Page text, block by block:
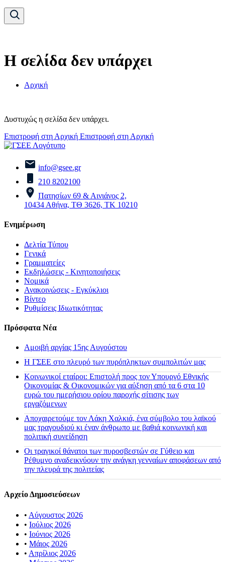
Η σελίδα δεν υπάρχει
Αρχική
Δυστυχώς η σελίδα δεν υπάρχει.
Επιστροφή στη Αρχική Επιστροφή στη Αρχική
info@gsee.gr
210 8202100
Πατησίων 69 & Αινιάνος 2,
10434 Αθήνα, ΤΘ 3626, ΤΚ 10210
Ενημέρωση
Δελτία Τύπου
Γενικά
Γραμματείες
Εκδηλώσεις - Κινητοποιήσεις
Νομικά
Ανακοινώσεις - Εγκύκλιοι
Βίντεο
Ρυθμίσεις Ιδιωτικότητας
Πρόσφατα Νέα
Αμοιβή αργίας 15ης Αυγούστου
H ΓΣΕΕ στο πλευρό των πυρόπληκτων συμπολιτών μας
Κοινωνικοί εταίροι: Επιστολή προς τον Υπουργό Εθνικής
Οικονομίας & Οικονομικών για αύξηση από τα 6 στα 10
ευρώ του ημερήσιου ορίου παροχής σίτισης των
εργαζόμενων
Αποχαιρετούμε τον Λάκη Χαλκιά, ένα σύμβολο του λαϊκού
μας τραγουδιού κι έναν άνθρωπο με βαθιά κοινωνική και
πολιτική συνείδηση
Οι τραγικοί θάνατοι των πυροσβεστών σε Γύθειο και
Ρέθυμνο αναδεικνύουν την ανάγκη γενναίων αποφάσεων από
την πλευρά της πολιτείας
Αρχείο Δημοσιεύσεων
• Αύγουστος 2026
• Ιούλιος 2026
• Ιούνιος 2026
• Μάιος 2026
• Απρίλιος 2026